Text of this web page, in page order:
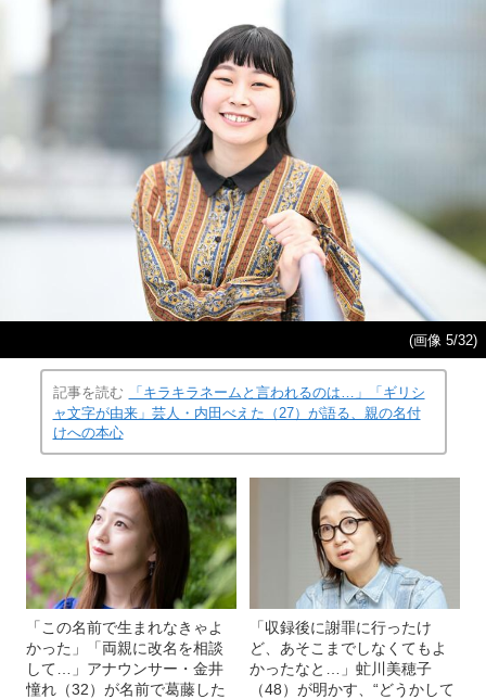
(画像 5/32)
記事を読む
「キラキラネームと言われるのは…」「ギリシ
ャ文字が由来」芸人・内田べえた（27）が語る、親の名付
けへの本心
「この名前で生まれなきゃよ
かった」「両親に改名を相談
して…」アナウンサー・金井
憧れ（32）が名前で葛藤した
「収録後に謝罪に行ったけ
ど、あそこまでしなくてもよ
かったなと…」虻川美穂子
（48）が明かす、“どうかして